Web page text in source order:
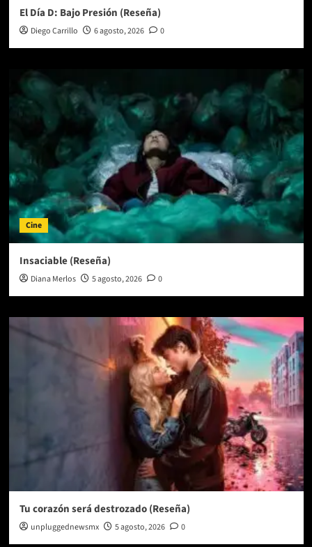
El Día D: Bajo Presión (Reseña)
Diego Carrillo 6 agosto, 2026 0
Cine
Insaciable (Reseña)
Diana Merlos 5 agosto, 2026 0
Tu corazón será destrozado (Reseña)
unpluggednewsmx 5 agosto, 2026 0